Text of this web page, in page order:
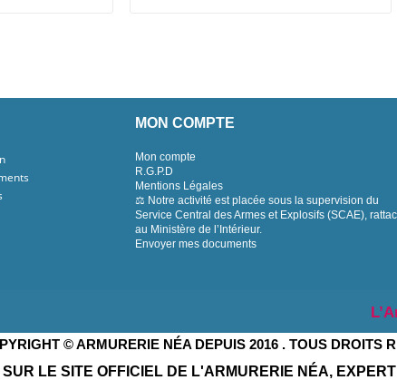
MON COMPTE
Mon compte
R.G.P.D
Mentions Légales
⚖️ Notre activité est placée sous la supervision du
Service Central des Armes et Explosifs (SCAE),
au Ministère de l’Intérieur.
Envoyer mes documents
© ARMURERIE NÉA DEPUIS 2016 . TOUS DROITS
LE SITE OFFICIEL DE L'ARMURERIE NÉA,